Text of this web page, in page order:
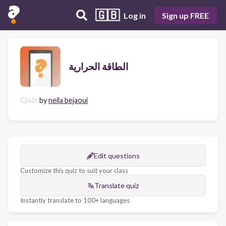
🇬🇧 Log in Sign up FREE
الطاقة الحرارية
Quiz byneila bejaoui
Edit questions
Customize this quiz to suit your class
Translate quiz
Instantly translate to 100+ languages